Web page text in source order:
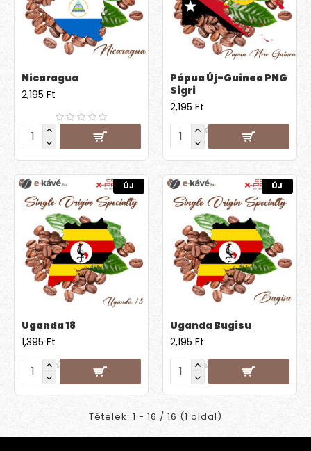
Nicaragua
2,195 Ft
Pápua Új-Guinea PNG
Sigri
2,195 Ft
ÚJ
Uganda 18
1,395 Ft
ÚJ
Uganda Bugisu
2,195 Ft
Tételek: 1 - 16 / 16 (1 oldal)